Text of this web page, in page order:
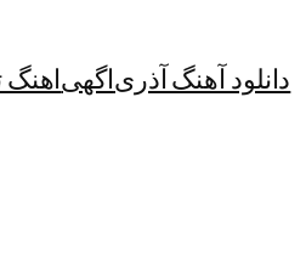
دانلود آهنگ آذریاگهیاهنگ